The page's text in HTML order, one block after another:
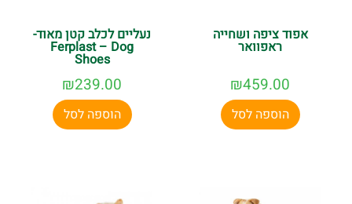
אפוד ציפה ושחייה
ראפוואר
₪459.00
הוספה לסל
נעליים לכלב קטן מאוד-
Ferplast – Dog
Shoes
₪239.00
הוספה לסל